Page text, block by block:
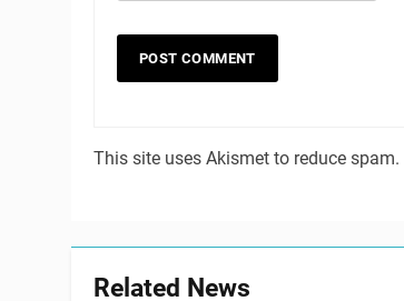
This site uses Akismet to reduce spam.
Related News